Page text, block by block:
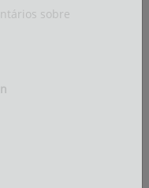
sobre